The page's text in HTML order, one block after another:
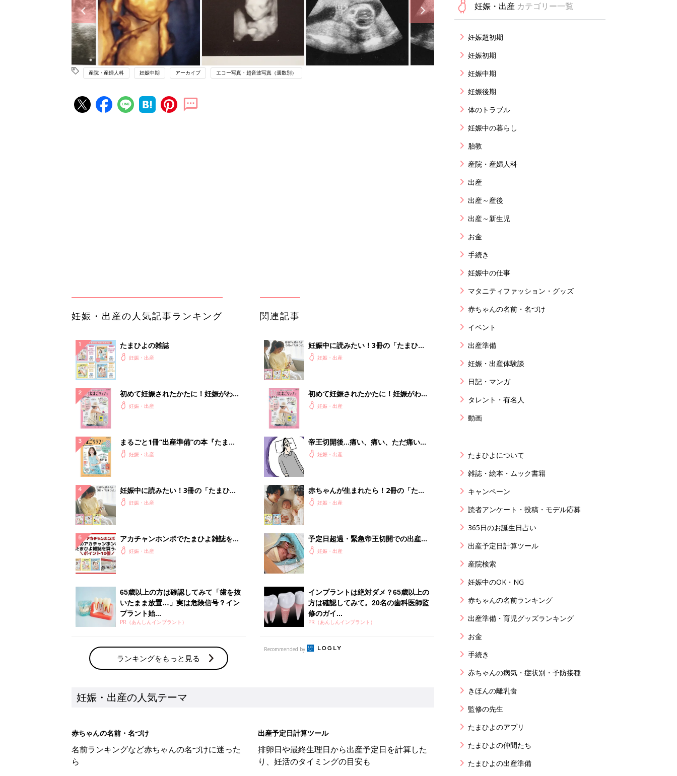
産院・産婦人科 妊娠中期 アーカイブ エコー写真・超音波写真（週数別）
夫婦で予習する 出産の教科書
妊娠中に読みたい！3冊の「たまひ
いたまま放置…」実は危険信号？イン
プラント始...
PR（あんしんインプラント）
ランキングをもっと見る
ーションに【たまひよ 出産体験談】
方は確認してみて。20名の歯科医師監
修のガイ...
PR（あんしんインプラント）
妊娠・出産の人気テーマ
赤ちゃんの名前・名づけ 出産予定日計算ツール
り、妊活のタイミングの目安も
「まいにちのたまひよ」出産レポート
たまひよのアプリに寄せられた先輩ママの出産
体験談
お金・手続き
出産費用やもらえるお金・必要な手続きを知ろ
妊娠・育児中の皆さまへ「防災・被災時の備え・対応に関する情報」
妊娠・出産 カテゴリー一覧
妊娠超初期
妊娠初期
妊娠中期
妊娠後期
体のトラブル
妊娠中の暮らし
胎教
産院・産婦人科
出産
出産～産後
出産～新生児
お金
手続き
妊娠中の仕事
マタニティファッション・グッズ
赤ちゃんの名前・名づけ
イベント
出産準備
妊娠・出産体験談
日記・マンガ
タレント・有名人
動画
たまひよについて
雑誌・絵本・ムック書籍
キャンペーン
読者アンケート・投稿・モデル応募
365日のお誕生日占い
出産予定日計算ツール
産院検索
妊娠中のOK・NG
赤ちゃんの名前ランキング
出産準備・育児グッズランキング
お金
手続き
赤ちゃんの病気・症状別・予防接種
きほんの離乳食
監修の先生
たまひよのアプリ
たまひよの仲間たち
たまひよの出産準備